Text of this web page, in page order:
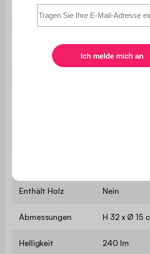
Bewegungsmelder
Enthält Holz Nein
Abmessungen H 32 x Ø 15
Helligkeit 240 lm